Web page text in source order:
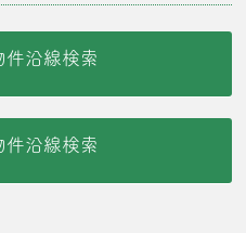
件沿線検索
件沿線検索